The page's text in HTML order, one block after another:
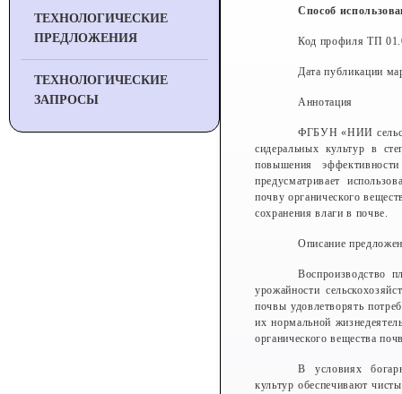
ТЕХНОЛОГИЧЕСКИЕ
ПРЕДЛОЖЕНИЯ
ТЕХНОЛОГИЧЕСКИЕ
ЗАПРОСЫ
Способ
Код профиля ТП
Дата публикации
Аннотация
ФГБУН «НИИ
сидеральных культур в
повышения
предусматривает
почву органического
сохранения влаги в почве.
Описание
Воспроизводство
урожайности
почвы удовлетворять
их нормальной
органического вещества
В условиях
культур обеспечивают